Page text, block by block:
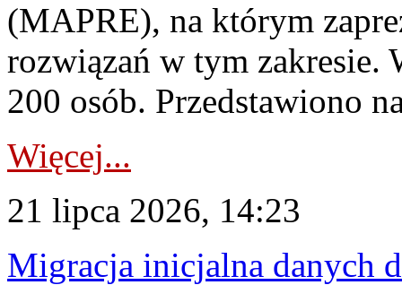
(MAPRE), na którym
rozwiązań w tym zakresie.
200 osób. Przedstawiono
Więcej...
21 lipca 2026, 14:23
Migracja inicjalna danych